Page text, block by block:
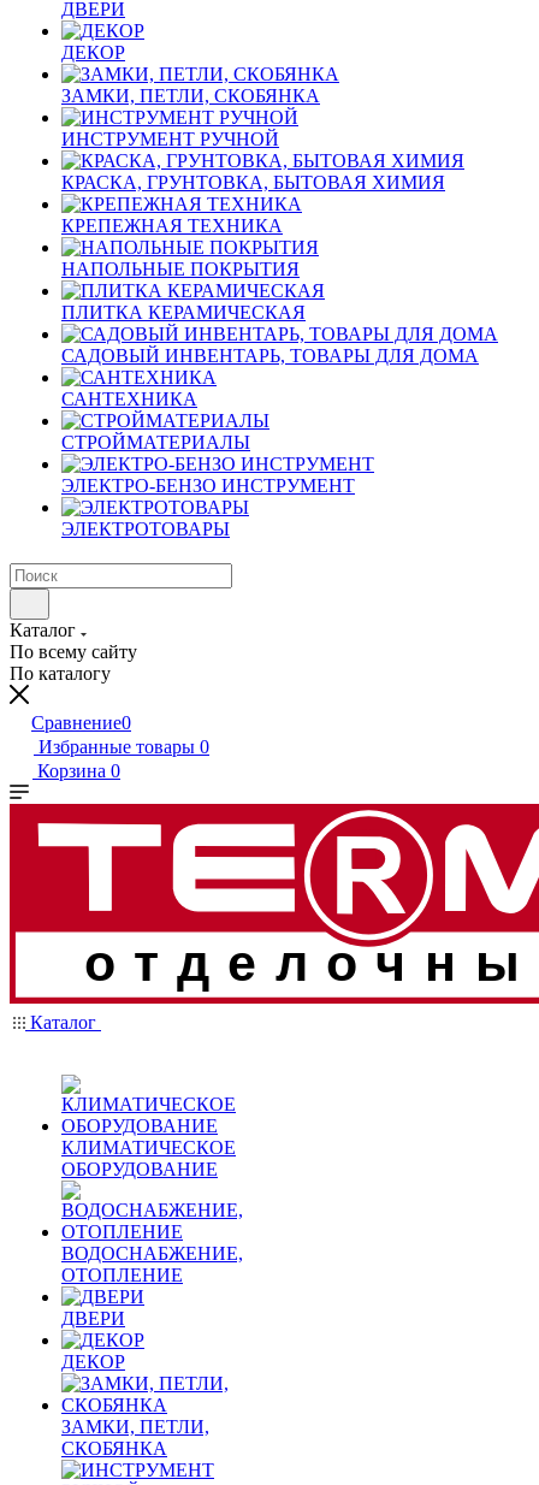
ДВЕРИ
ДЕКОР
ЗАМКИ, ПЕТЛИ, СКОБЯНКА
ИНСТРУМЕНТ РУЧНОЙ
КРАСКА, ГРУНТОВКА, БЫТОВАЯ ХИМИЯ
КРЕПЕЖНАЯ ТЕХНИКА
НАПОЛЬНЫЕ ПОКРЫТИЯ
ПЛИТКА КЕРАМИЧЕСКАЯ
САДОВЫЙ ИНВЕНТАРЬ, ТОВАРЫ ДЛЯ ДОМА
САНТЕХНИКА
СТРОЙМАТЕРИАЛЫ
ЭЛЕКТРО-БЕНЗО ИНСТРУМЕНТ
ЭЛЕКТРОТОВАРЫ
Каталог
По всему сайту
По каталогу
Сравнение0
Избранные товары 0
Корзина 0
Каталог
КЛИМАТИЧЕСКОЕ
ОБОРУДОВАНИЕ
ВОДОСНАБЖЕНИЕ,
ОТОПЛЕНИЕ
ДВЕРИ
ДЕКОР
ЗАМКИ, ПЕТЛИ,
СКОБЯНКА